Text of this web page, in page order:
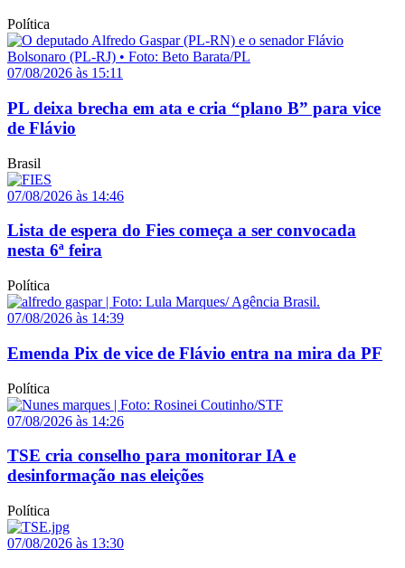
Política
07/08/2026 às 15:11
PL deixa brecha em ata e cria “plano B” para vice
de Flávio
Brasil
07/08/2026 às 14:46
Lista de espera do Fies começa a ser convocada
nesta 6ª feira
Política
07/08/2026 às 14:39
Emenda Pix de vice de Flávio entra na mira da PF
Política
07/08/2026 às 14:26
TSE cria conselho para monitorar IA e
desinformação nas eleições
Política
07/08/2026 às 13:30